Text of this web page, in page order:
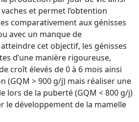
et permet l’obtention
comparativement aux génisses
avec un manque de
cet objectif, les génisses
d’une manière rigoureuse,
croît élevés de 0 à 6 mois ainsi
(GQM > 900 g/j) mais réaliser une
lors de la puberté (GQM < 800 g/j)
le développement de la mamelle